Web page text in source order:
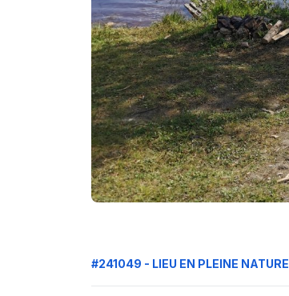
#241049 - LIEU EN PLEINE NATURE